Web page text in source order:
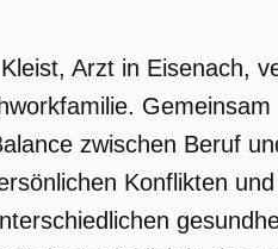
Arzt in Eisenach,
zwischen Beruf
Konflikten